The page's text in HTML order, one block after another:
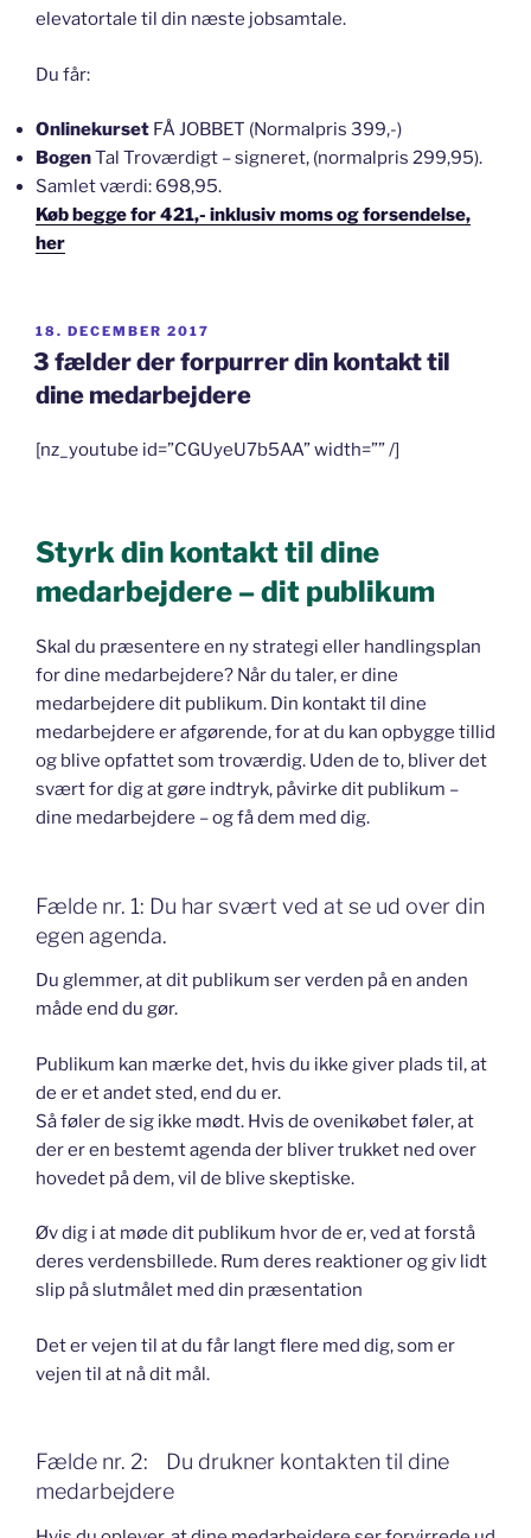
elevatortale til din næste jobsamtale.
Du får:
Onlinekurset FÅ JOBBET (Normalpris 399,-)
BogenTal Troværdigt – signeret, (normalpris 299,95).
Samlet værdi: 698,95.
Køb begge for 421,- inklusiv moms og forsendelse,
her
UDGIVET
DEN
18. DECEMBER 2017
3 fælder der forpurrer din kontakt til
dine medarbejdere
[nz_youtube id=”CGUyeU7b5AA” width=”” /]
Styrk din kontakt til dine
medarbejdere – dit publikum
Skal du præsentere en ny strategi eller handlingsplan
for dine medarbejdere? Når du taler, er dine
medarbejdere dit publikum. Din kontakt til dine
medarbejdere er afgørende, for at du kan opbygge tillid
og blive opfattet som troværdig. Uden de to, bliver det
svært for dig at gøre indtryk, påvirke dit publikum –
dine medarbejdere – og få dem med dig.
Fælde nr. 1: Du har svært ved at se ud over din
egen agenda.
Du glemmer, at dit publikum ser verden på en anden
måde end du gør.
Publikum kan mærke det, hvis du ikke giver plads til, at
de er et andet sted, end du er.
Så føler de sig ikke mødt. Hvis de ovenikøbet føler, at
der er en bestemt agenda der bliver trukket ned over
hovedet på dem, vil de blive skeptiske.
Øv dig i at møde dit publikum hvor de er, ved at forstå
deres verdensbillede. Rum deres reaktioner og giv lidt
slip på slutmålet med din præsentation
Det er vejen til at du får langt flere med dig, som er
vejen til at nå dit mål.
Fælde nr. 2: Du drukner kontakten til dine
medarbejdere